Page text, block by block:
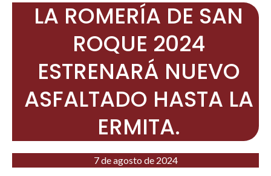
LA ROMERÍA DE SAN
ROQUE 2024
ESTRENARÁ NUEVO
ASFALTADO HASTA LA
ERMITA.
7 de agosto de 2024